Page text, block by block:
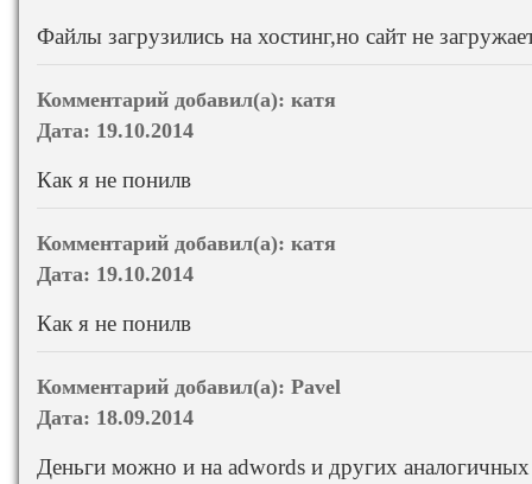
Файлы загрузились на хостинг,но сайт не
Комментарий добавил(а): катя
Дата: 19.10.2014
Как я не понилв
Комментарий добавил(а): катя
Дата: 19.10.2014
Как я не понилв
Комментарий добавил(а): Pavel
Дата: 18.09.2014
Деньги можно и на adwords и других аналогичных